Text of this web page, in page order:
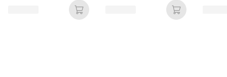
Ajouter au panier Ajouter au